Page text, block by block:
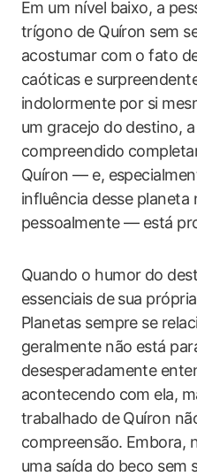
Em um nível baixo, a
trígono de Quíron sem
acostumar com o fato
caóticas e
indolormente por si
um gracejo do destino,
compreendido
Quíron — e,
influência desse planeta
pessoalmente — está
Quando o humor do
essenciais de sua
Planetas sempre se
geralmente não está
desesperadamente
acontecendo com ela,
trabalhado de Quíron
compreensão. Embora,
uma saída do beco sem